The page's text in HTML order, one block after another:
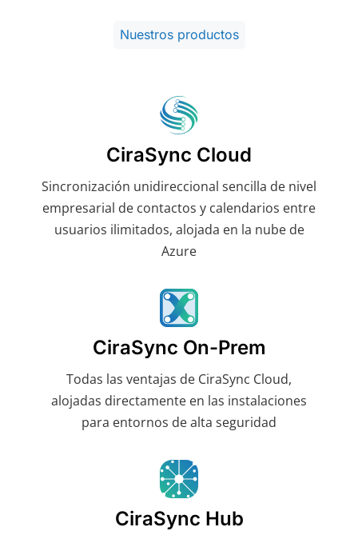
Nuestros productos
CiraSync Cloud
Sincronización unidireccional sencilla de nivel
empresarial de contactos y calendarios entre
usuarios ilimitados, alojada en la nube de
Azure
CiraSync On-Prem
Todas las ventajas de CiraSync Cloud,
alojadas directamente en las instalaciones
para entornos de alta seguridad
CiraSync Hub